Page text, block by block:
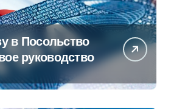
в Посольство
руководство